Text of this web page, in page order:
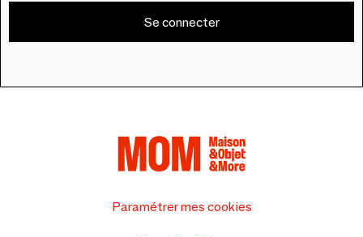
Se connecter
Paramétrer mes cookies